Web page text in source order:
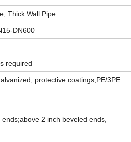
Thick Wall Pipe
DN600
required
protective coatings,PE/3PE
2 inch beveled ends,